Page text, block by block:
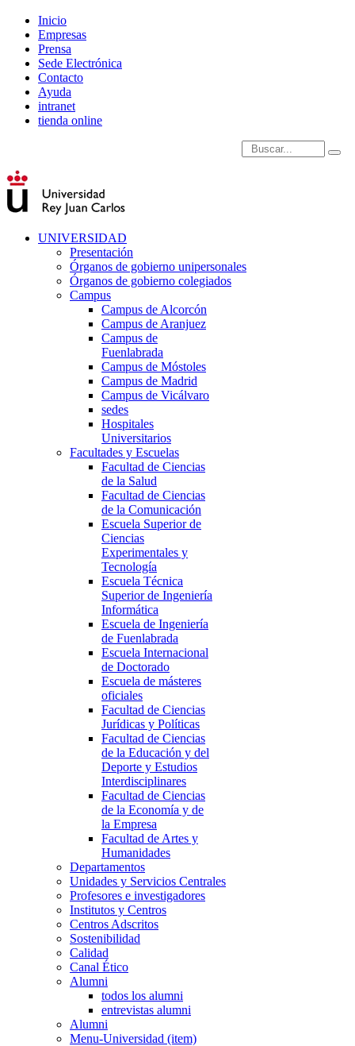
Inicio
Empresas
Prensa
Sede Electrónica
Contacto
Ayuda
intranet
tienda online
Introduce términos de
UNIVERSIDAD
Presentación
Órganos de gobierno unipersonales
Órganos de gobierno colegiados
Campus
Campus de Alcorcón
Campus de Aranjuez
Campus de
Fuenlabrada
Campus de Móstoles
Campus de Madrid
Campus de Vicálvaro
sedes
Hospitales
Universitarios
Facultades y Escuelas
Facultad de Ciencias
de la Salud
Facultad de Ciencias
de la Comunicación
Escuela Superior de
Ciencias
Experimentales y
Tecnología
Escuela Técnica
Superior de Ingeniería
Informática
Escuela de Ingeniería
de Fuenlabrada
Escuela Internacional
de Doctorado
Escuela de másteres
oficiales
Facultad de Ciencias
Jurídicas y Políticas
Facultad de Ciencias
de la Educación y del
Deporte y Estudios
Interdisciplinares
Facultad de Ciencias
de la Economía y de
la Empresa
Facultad de Artes y
Humanidades
Departamentos
Unidades y Servicios Centrales
Profesores e investigadores
Institutos y Centros
Centros Adscritos
Sostenibilidad
Calidad
Canal Ético
Alumni
todos los alumni
entrevistas alumni
Alumni
Menu-Universidad (item)